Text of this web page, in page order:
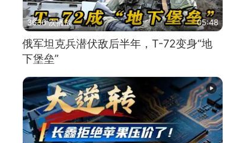
3636 次播放 05:48
俄军坦克兵潜伏敌后半年，T-72变身“地
下堡垒”